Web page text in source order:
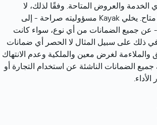
والعروض المتاحة. وفقًا لذلك، لا
نعرض دائمًا أقل سعر متاح. يخلي Kayak مسؤوليته صراحة - إلى
جميع الضمانات من أي نوع، سواء كانت
ذلك على سبيل المثال لا الحصر أي ضمانات
لغرض معين والملكية وعدم الانتهاك
جميع الضمانات الناشئة عن استخدام التجارة أو